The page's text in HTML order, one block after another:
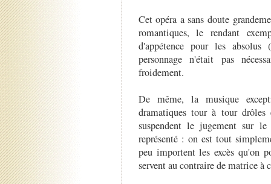
Cet opéra a sans doute
romantiques, le rendant
d'appétence pour les
personnage n'était pas
froidement.
De même, la musique
dramatiques tour à tour
suspendent le jugement sur
représenté : on est tout
peu importent les excès qu'on
servent au contraire de matrice à